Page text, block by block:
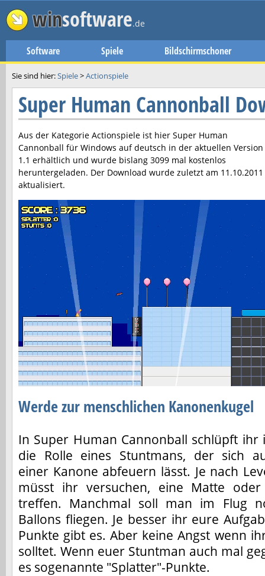
winsoftware.de
Software Spiele Bildschirmschoner
Sie sind hier:Spiele>Actionspiele
Super Human Cannonball
Aus der Kategorie Actionspiele ist hier Super Human
Cannonball für Windows auf deutsch in der aktuellen Version
1.1 erhältlich und wurde bislang 3099 mal kostenlos
heruntergeladen. Der Download wurde zuletzt am 11.10.2011
aktualisiert.
Werde zur menschlichen Kanonenkugel
In Super Human Cannonball schlüpft ihr
die Rolle eines Stuntmans, der sich
einer Kanone abfeuern lässt. Je nach
müsst ihr versuchen, eine Matte oder
treffen. Manchmal soll man im Flug
Ballons fliegen. Je besser ihr eure
Punkte gibt es. Aber keine Angst wenn
solltet. Wenn euer Stuntman auch mal
es sogenannte "Splatter"-Punkte.